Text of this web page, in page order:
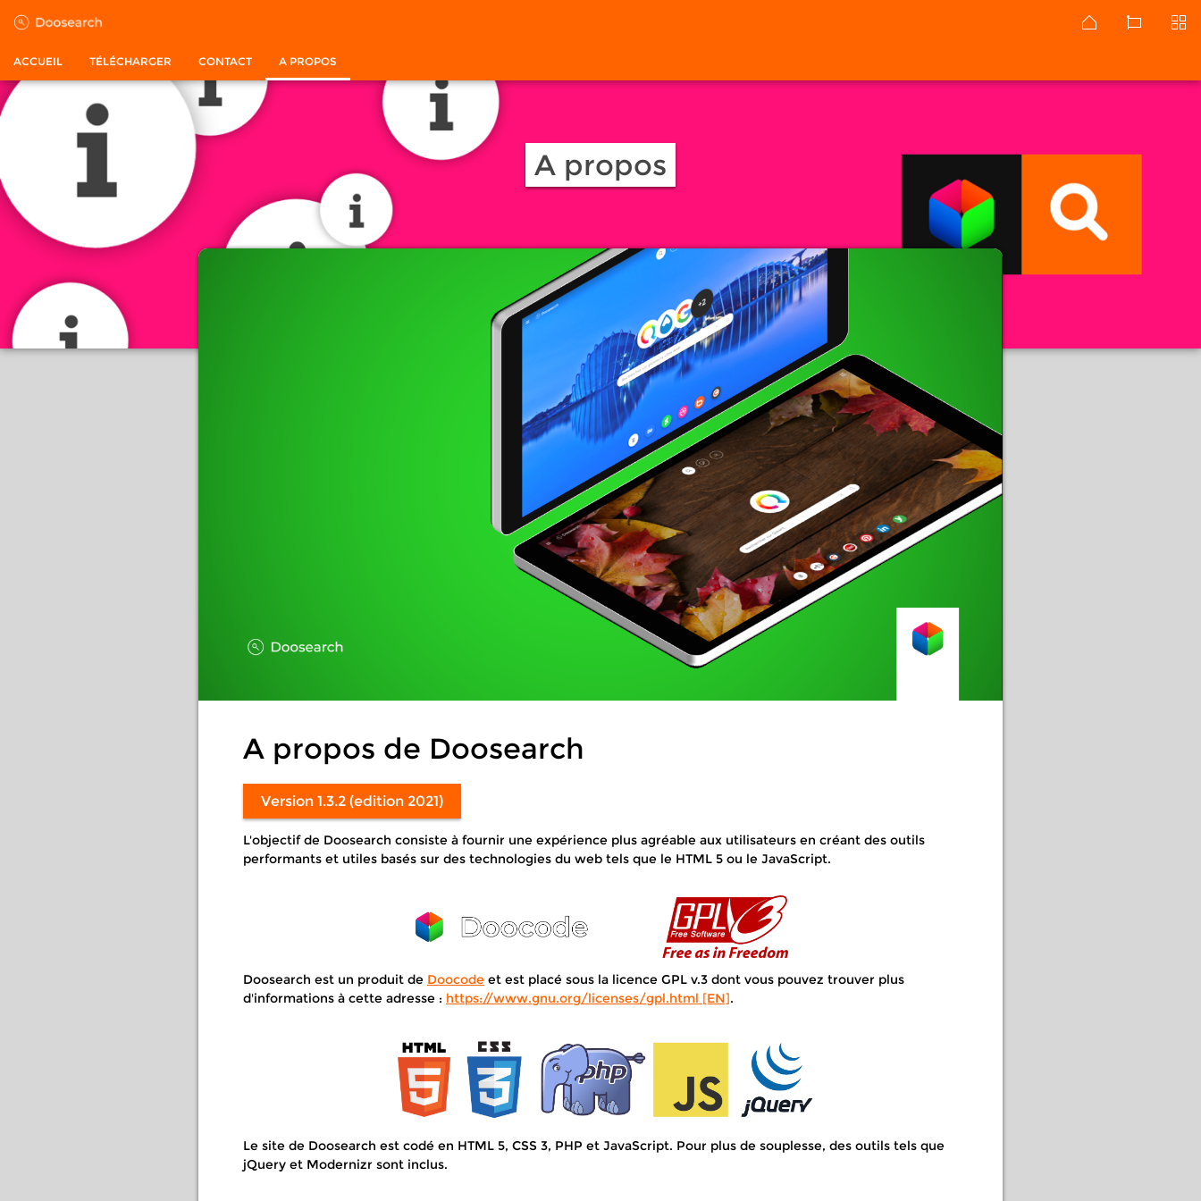
ACCUEIL TÉLÉCHARGER CONTACT A PROPOS
A propos
A propos de Doosearch
Version 1.3.2 (edition 2021)
L'objectif de Doosearch consiste à fournir une expérience plus agréable aux utilisateurs en créant des outils
performants et utiles basés sur des technologies du web tels que le HTML 5 ou le JavaScript.
Doosearch est un produit de Doocode et est placé sous la licence GPL v.3 dont vous pouvez trouver plus
d'informations à cette adresse : https://www.gnu.org/licenses/gpl.html [EN].
Le site de Doosearch est codé en HTML 5, CSS 3, PHP et JavaScript. Pour plus de souplesse, des outils tels que
jQuery et Modernizr sont inclus.